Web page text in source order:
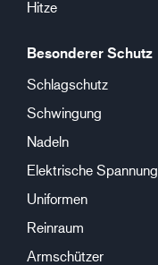
Hitze
Besonderer Schutz
Schlagschutz
Schwingung
Nadeln
Elektrische Spannung
Uniformen
Reinraum
Armschützer